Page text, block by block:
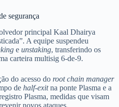
segurança
principal Kaal Dhairya
A equipe suspendeu
e unstaking, transferindo os
carteira multisig 6-de-9.
do acesso do root chain manager
de half-exitna ponte Plasma e a
Plasma, medidas que visam
novos ataques.